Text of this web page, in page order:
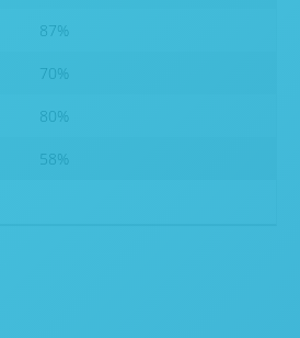
87%
70%
80%
58%